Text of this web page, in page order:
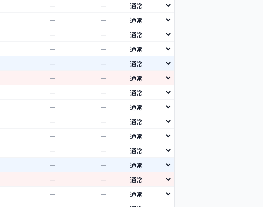
—
—
—
—
—
—
—
—
—
—
—
—
—
—
—
—
—
—
—
—
—
—
—
—
—
—
—
—